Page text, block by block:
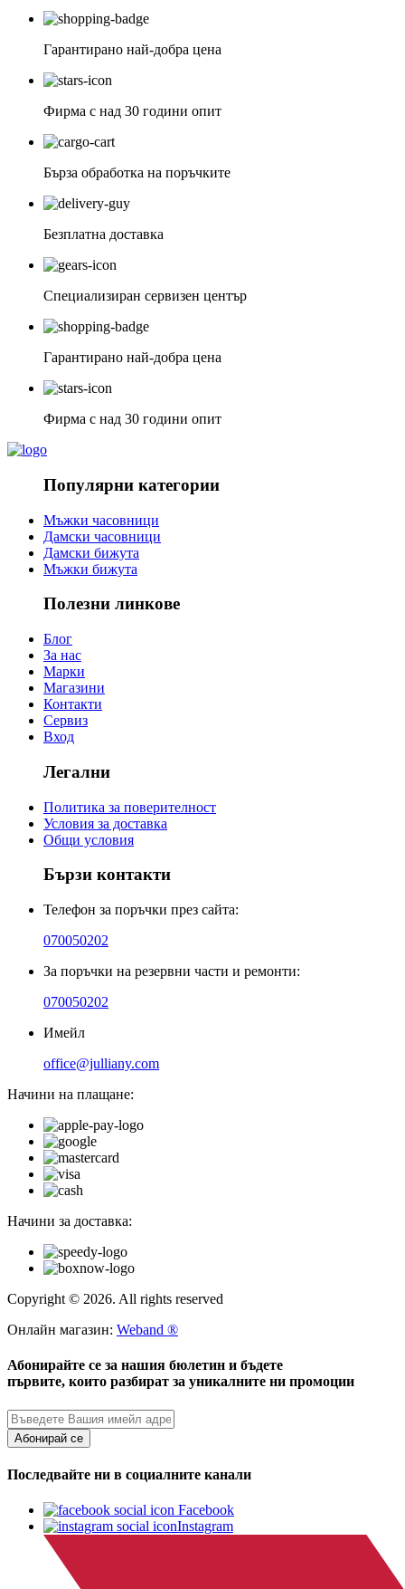
Гарантирано най-добра цена
Фирма с над 30 години опит
Бърза обработка на поръчките
Безплатна доставка
Специализиран сервизен център
Гарантирано най-добра цена
Фирма с над 30 години опит
Популярни категории
Мъжки часовници
Дамски часовници
Дамски бижута
Мъжки бижута
Полезни линкове
Блог
За нас
Марки
Магазини
Контакти
Сервиз
Вход
Легални
Политика за поверителност
Условия за доставка
Общи условия
Бързи контакти
Телефон за поръчки през сайта:
070050202
За поръчки на резервни части и ремонти:
070050202
Имейл
office@julliany.com
Начини на плащане:
Начини за доставка:
Copyright © 2026. All rights reserved
Онлайн магазин: Weband ®
Абонирайте се за нашия бюлетин и бъдете
първите, които разбират за уникалните ни промоции
Абонирай се
Последвайте ни в социалните канали
Facebook
Instagram